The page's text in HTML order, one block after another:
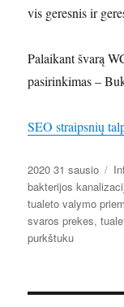
vis geresnis ir
Palaikant švarą
pasirinkimas –
SEO straipsnių
Paskelbta
2020 31 sausio
bakterijos
tualeto valymo
svaros prekes,
purkštuku